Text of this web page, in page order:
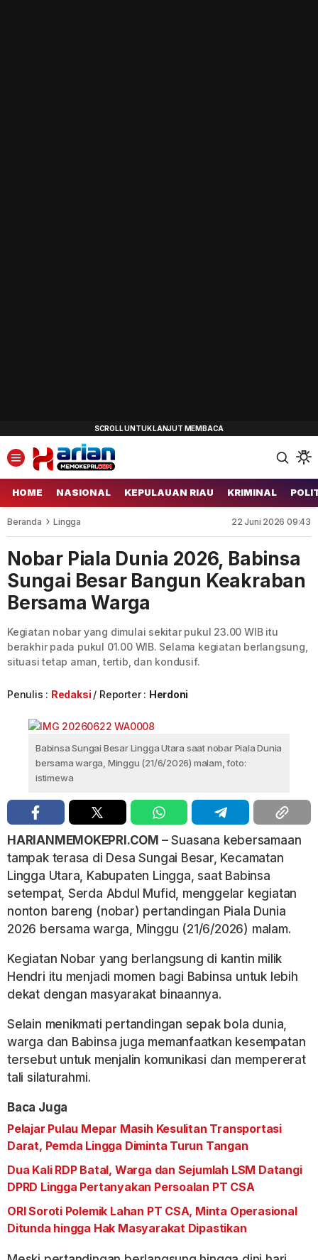
HOME NASIONAL KEPULAUAN RIAU KRIMINAL
Beranda Lingga 22 Juni 2026 09:43
Nobar Piala Dunia 2026, Babinsa
Sungai Besar Bangun Keakraban
Bersama Warga
Kegiatan nobar yang dimulai sekitar pukul 23.00 WIB itu
berakhir pada pukul 01.00 WIB. Selama kegiatan berlangsung,
situasi tetap aman, tertib, dan kondusif.
Penulis : Redaksi Reporter : Herdoni
Babinsa Sungai Besar Lingga Utara saat nobar Piala Dunia
bersama warga, Minggu (21/6/2026) malam, foto:
istimewa
HARIANMEMOKEPRI.COM – Suasana kebersamaan
tampak terasa di Desa Sungai Besar, Kecamatan
Lingga Utara, Kabupaten Lingga, saat Babinsa
setempat, Serda Abdul Mufid, menggelar kegiatan
nonton bareng (nobar) pertandingan Piala Dunia
2026 bersama warga, Minggu (21/6/2026) malam.
Kegiatan Nobar yang berlangsung di kantin milik
Hendri itu menjadi momen bagi Babinsa untuk lebih
dekat dengan masyarakat binaannya.
Selain menikmati pertandingan sepak bola dunia,
warga dan Babinsa juga memanfaatkan kesempatan
tersebut untuk menjalin komunikasi dan mempererat
tali silaturahmi.
Baca Juga
Pelajar Pulau Mepar Masih Kesulitan Transportasi
Darat, Pemda Lingga Diminta Turun Tangan
Dua Kali RDP Batal, Warga dan Sejumlah LSM Datangi
DPRD Lingga Pertanyakan Persoalan PT CSA
ORI Soroti Polemik Lahan PT CSA, Minta Operasional
Ditunda hingga Hak Masyarakat Dipastikan